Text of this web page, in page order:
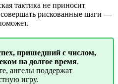
тактика не приносит
рискованные шаги ―
пришедший с числом,
на долгое время.
ангелы поддержат
игру.